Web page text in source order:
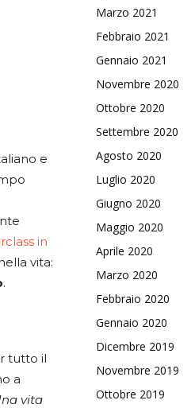
e
in
vita:
.
tutto il
a
vita
Marzo 2021
Febbraio 2021
Gennaio 2021
Novembre 2020
Ottobre 2020
Settembre 2020
Agosto 2020
Luglio 2020
Giugno 2020
Maggio 2020
Aprile 2020
Marzo 2020
Febbraio 2020
Gennaio 2020
Dicembre 2019
Novembre 2019
Ottobre 2019